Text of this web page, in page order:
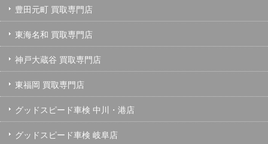
豊田元町 買取専門店
東海名和 買取専門店
神戸大蔵谷 買取専門店
東福岡 買取専門店
グッドスピード車検 中川・港店
グッドスピード車検 岐阜店